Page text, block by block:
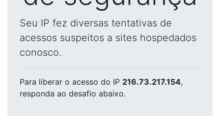
Seu IP fez diversas tentativas de
acessos suspeitos a sites hospedados
conosco.
Para liberar o acesso do IP 216.73.217.154,
responda ao desafio abaixo.